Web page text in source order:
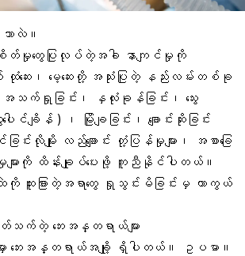
ဘာလဲ။
တ်မှုတွေပြုလုပ်တဲ့အခါ နာကျင်မှုကို
ေး၊ မေ့ဆေးတို့ အသုံးပြုတဲ့ နည်းလမ်းတစ်ခု
သက်ရှုခြင်း၊ နှလုံးခုန်ခြင်း၊ သွေး
ါင်ချိန် ) ၊ မြိုချခြင်း၊ ချောင်းဆိုးခြင်း
လိုမျိုး လည်ချောင်း တုံ့ပြန်မှုများ၊ အစာခြေ
ျားကို ထိန်းချုပ်ပေးဖို့ ကူညီနိုင်ပါတယ်။
းခြားတဲ့အရာတွေ ရှုသွင်းမိခြင်းမှ ကာကွယ်
တ်သက်တဲ့ ဘေးအန္တရာယ်များ
လုံးမှာ ဘေးအန္တရာယ်အချို့ ရှိပါတယ်။ ဥပမာ။